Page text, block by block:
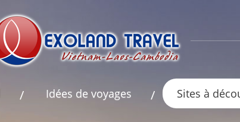
Idées de voyages Sites à